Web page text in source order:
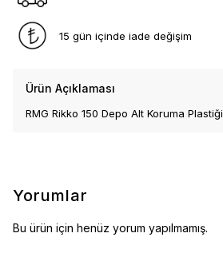
15 gün içinde iade değişim
Ürün Açıklaması
RMG Rikko 150 Depo Alt Koruma Plastiği
Yorumlar
Bu ürün için henüz yorum yapılmamış.